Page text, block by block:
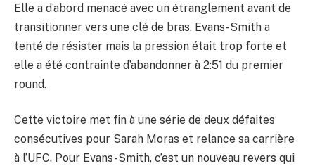
Elle a d’abord menacé avec un étranglement avant de
transitionner vers une clé de bras. Evans-Smith a
tenté de résister mais la pression était trop forte et
elle a été contrainte d’abandonner à 2:51 du premier
round.
Cette victoire met fin à une série de deux défaites
consécutives pour Sarah Moras et relance sa carrière
à l’UFC. Pour Evans-Smith, c’est un nouveau revers qui